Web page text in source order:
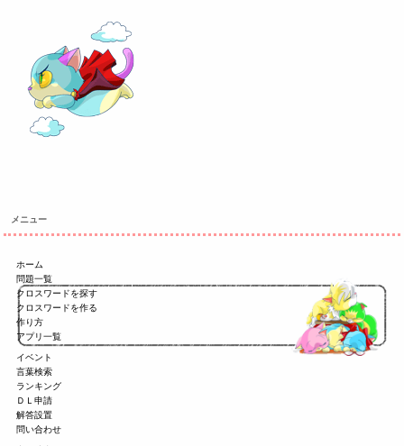
メニュー
ホーム
問題一覧
クロスワードを探す
クロスワードを作る
作り方
アプリ一覧
イベント
言葉検索
ランキング
ＤＬ申請
解答設置
問い合わせ